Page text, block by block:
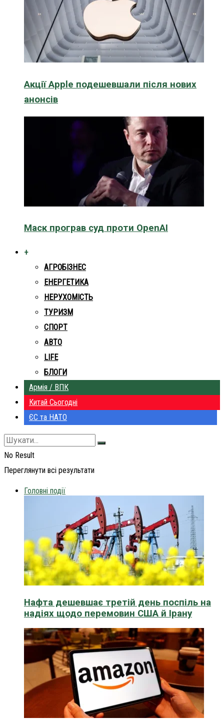
Акції Apple подешевшали після нових
анонсів
Маск програв суд проти OpenAI
+
АГРОБІЗНЕС
ЕНЕРГЕТИКА
НЕРУХОМІСТЬ
ТУРИЗМ
СПОРТ
АВТО
LIFE
БЛОГИ
Армія / ВПК
Китай Сьогодні
ЄС та НАТО
No Result
Переглянути всі результати
Головні події
Нафта дешевшає третій день поспіль на
надіях щодо перемовин США й Ірану